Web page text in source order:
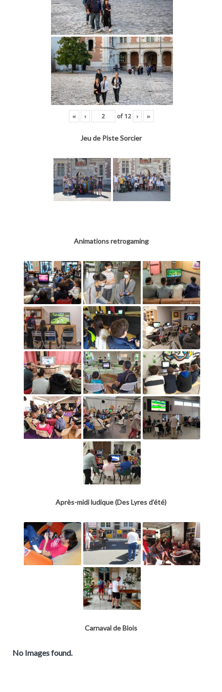
« ‹ of 12 › »
Jeu de Piste Sorcier
Animations retrogaming
Après-midi ludique (Des Lyres d’été)
Carnaval de Blois
No Images found.